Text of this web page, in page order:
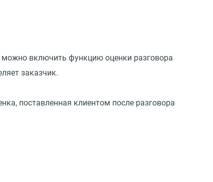
можно включить функцию оценки разговора
заказчик.
поставленная клиентом после разговора